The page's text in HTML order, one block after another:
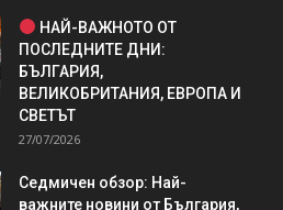
НАЙ-ВАЖНОТО ОТ
ПОСЛЕДНИТЕ ДНИ:
БЪЛГАРИЯ,
ВЕЛИКОБРИТАНИЯ, ЕВРОПА И
СВЕТЪТ
27/07/2026
Седмичен обзор: Най-
важните новини от България,